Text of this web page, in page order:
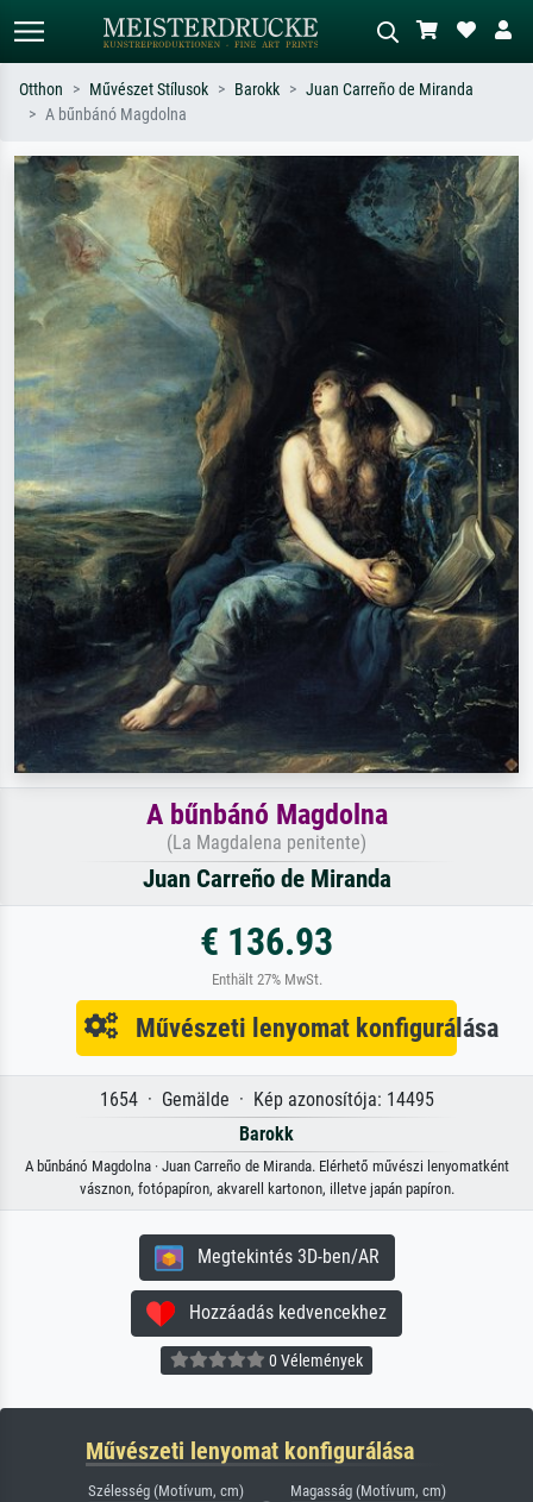
Keressen művész, műcím vagy stílus
szerint – pl. Monet, Csillagos éj,
impresszionizmus, Hokusai-hullám,
akt.
Írja le a jelenetet – pl. zöld rét, sok
piros absztrakt, sötét olajkép, álló akt
egy fa mellett.
Otthon Művészet Stílusok Barokk
Juan Carreño de Miranda
A bűnbánó Magdolna
A bűnbánó Magdolna
(La Magdalena penitente)
Juan Carreño de Miranda
€ 136.93
Enthält 27% MwSt.
Művészeti lenyomat konfigurálása
1654 · Gemälde · Kép azonosítója: 14495
Barokk
A bűnbánó Magdolna · Juan Carreño de Miranda. Elérhető művészi lenyomatként
vásznon, fotópapíron, akvarell kartonon, illetve japán papíron.
Megtekintés 3D-ben/AR
Hozzáadás kedvencekhez
0 Vélemények
Művészeti lenyomat konfigurálása
Szélesség (Motívum, cm) Magasság (Motívum, cm)